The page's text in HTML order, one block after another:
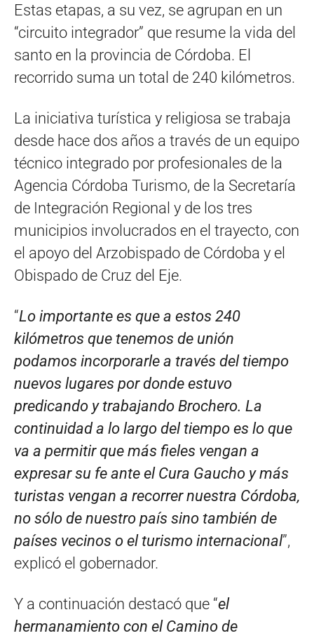
Estas etapas, a su vez, se agrupan en un
“circuito integrador” que resume la vida del
santo en la provincia de Córdoba. El
recorrido suma un total de 240 kilómetros.
La iniciativa turística y religiosa se trabaja
desde hace dos años a través de un equipo
técnico integrado por profesionales de la
Agencia Córdoba Turismo, de la Secretaría
de Integración Regional y de los tres
municipios involucrados en el trayecto, con
el apoyo del Arzobispado de Córdoba y el
Obispado de Cruz del Eje.
“Lo importante es que a estos 240
kilómetros que tenemos de unión
podamos incorporarle a través del tiempo
nuevos lugares por donde estuvo
predicando y trabajando Brochero. La
continuidad a lo largo del tiempo es lo que
va a permitir que más fieles vengan a
expresar su fe ante el Cura Gaucho y más
turistas vengan a recorrer nuestra Córdoba,
no sólo de nuestro país sino también de
países vecinos o el turismo internacional”,
explicó el gobernador.
Y a continuación destacó que “el
hermanamiento con el Camino de